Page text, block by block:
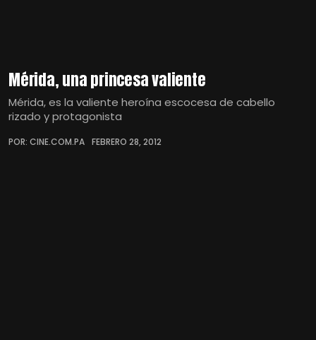
Mérida, una princesa valiente
Mérida, es la valiente heroína escocesa de cabello
rizado y protagonista
POR: CINE.COM.PA FEBRERO 28, 2012